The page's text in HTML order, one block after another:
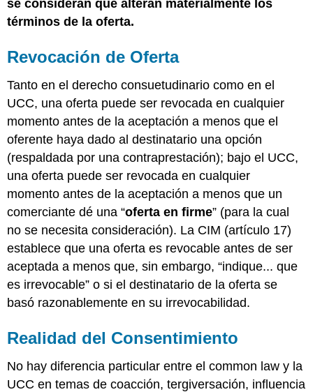
se consideran que alteran materialmente los
términos de la oferta.
Revocación de Oferta
Tanto en el derecho consuetudinario como en el
UCC, una oferta puede ser revocada en cualquier
momento antes de la aceptación a menos que el
oferente haya dado al destinatario una opción
(respaldada por una contraprestación); bajo el UCC,
una oferta puede ser revocada en cualquier
momento antes de la aceptación a menos que un
comerciante dé una “oferta en firme” (para la cual
no se necesita consideración). La CIM (artículo 17)
establece que una oferta es revocable antes de ser
aceptada a menos que, sin embargo, “indique... que
es irrevocable” o si el destinatario de la oferta se
basó razonablemente en su irrevocabilidad.
Realidad del Consentimiento
No hay diferencia particular entre el common law y la
UCC en temas de coacción, tergiversación, influencia